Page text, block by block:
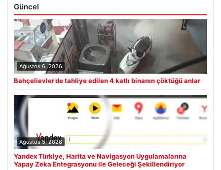
Güncel
Ağustos 6, 2026
Bahçelievler’de tahliye edilen 4 katlı binanın çöktüğü anlar
Ağustos 5, 2026
Yandex Türkiye, Harita ve Navigasyon Uygulamalarına
Yapay Zeka Entegrasyonu ile Geleceği Şekillendiriyor